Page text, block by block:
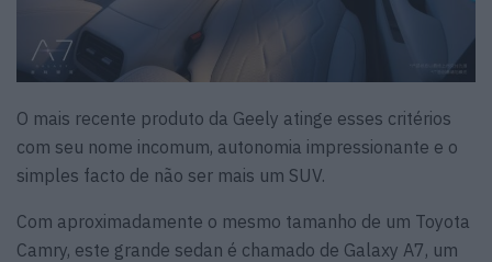
O mais recente produto da Geely atinge esses critérios
com seu nome incomum, autonomia impressionante e o
simples facto de não ser mais um SUV.
Com aproximadamente o mesmo tamanho de um Toyota
Camry, este grande sedan é chamado de Galaxy A7, um